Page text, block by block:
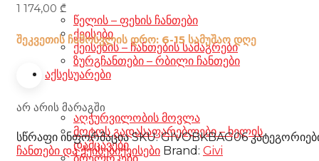
წელის – ფეხის ჩანთები
ქეისები
ქეისების – ჩანთების სამაგრები
ზურგჩანთები – რბილი ჩანთები
აქსესუარები
აღჭურვილობის მოვლა
მოტოს გადასაფარებლები – ხელის
დამცავები
1 174,00 ₾
შეკვეთის ჩამოსვლის დრო: 6-15 სამუშაო დღე
არ არის მარაგში
სწრაფი ინფორმაცია SKU:GIVOBKBAG06
ჩანთები და ქეისებიქეისები Brand: Givi